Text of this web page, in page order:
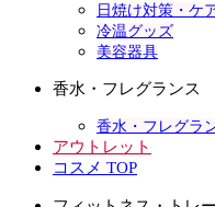
日焼け対策・ケ
冷温グッズ
美容器具
香水・フレグランス
香水・フレグラ
アウトレット
コスメ TOP